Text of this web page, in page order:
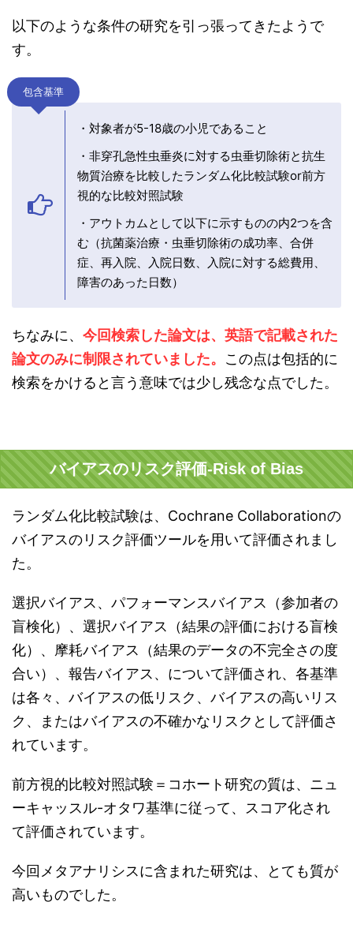
以下のような条件の研究を引っ張ってきたようで
す。
包含基準
・対象者が5-18歳の小児であること
・非穿孔急性虫垂炎に対する虫垂切除術と抗生
物質治療を比較したランダム化比較試験or前方
視的な比較対照試験
・アウトカムとして以下に示すものの内2つを含
む（抗菌薬治療・虫垂切除術の成功率、合併
症、再入院、入院日数、入院に対する総費用、
障害のあった日数）
ちなみに、 今回検索した論文は、英語で記載された
論文のみに制限されていました。 この点は包括的に
検索をかけると言う意味では少し残念な点でした。
バイアスのリスク評価-Risk of Bias
ランダム化比較試験は、Cochrane Collaborationの
バイアスのリスク評価ツールを用いて評価されまし
た。
選択バイアス、パフォーマンスバイアス（参加者の
盲検化）、選択バイアス（結果の評価における盲検
化）、摩耗バイアス（結果のデータの不完全さの度
合い）、報告バイアス、について評価され、各基準
は各々、バイアスの低リスク、バイアスの高いリス
ク、またはバイアスの不確かなリスクとして評価さ
れています。
前方視的比較対照試験＝コホート研究の質は、ニュ
ーキャッスル-オタワ基準に従って、スコア化され
て評価されています。
今回メタアナリシスに含まれた研究は、とても質が
高いものでした。